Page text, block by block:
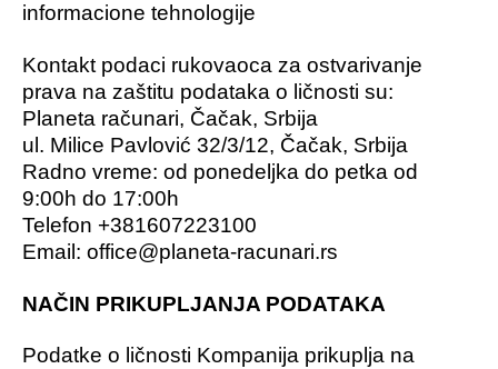
informacione tehnologije
Kontakt podaci rukovaoca za ostvarivanje
prava na zaštitu podataka o ličnosti su:
Planeta računari, Čačak, Srbija
ul. Milice Pavlović 32/3/12, Čačak, Srbija
Radno vreme: od ponedeljka do petka od
9:00h do 17:00h
Telefon +381607223100
Email: office@planeta-racunari.rs
NAČIN PRIKUPLJANJA PODATAKA
Podatke o ličnosti Kompanija prikuplja na